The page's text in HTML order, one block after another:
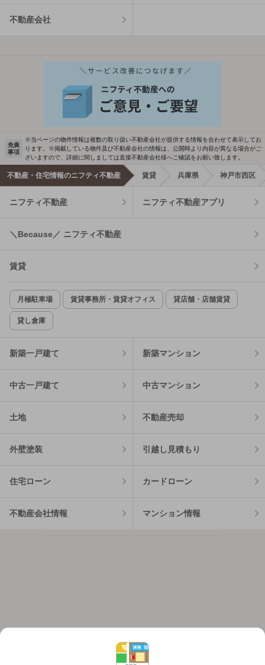
不動産会社
免責
事項
※当ページの物件情報は複数の取り扱い不動産会社が提供する情報を合わせて表示してお
ります。※掲載している物件及び不動産会社の情報は、公開時より内容が異なる場合がご
ざいますので、詳細に関しましては直接不動産会社様へご確認をお願い致します。
不動産・住宅情報のニフティ不動産 賃貸 兵庫県 神戸市西区
ニフティ不動産 ニフティ不動産アプリ
＼Because／ ニフティ不動産
賃貸
月極駐車場 賃貸事務所・賃貸オフィス 貸店舗・店舗賃貸
貸し倉庫
新築一戸建て 新築マンション
中古一戸建て 中古マンション
土地 不動産売却
外壁塗装 引越し見積もり
住宅ローン カードローン
不動産会社情報 マンション情報